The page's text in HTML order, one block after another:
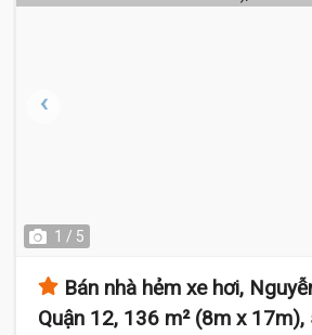
1 / 5
Bán nhà hẻm xe hơi,
Quận 12, 136 m² (8m x 17m),